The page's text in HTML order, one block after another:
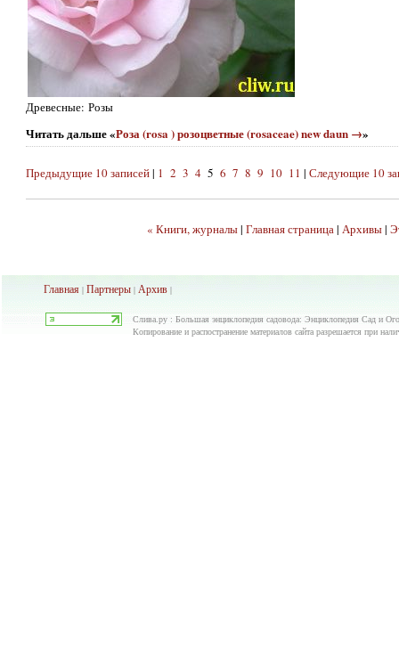
Древесные: Розы
Читать дальше «Роза (rosa ) розоцветные (rosaceae) new daun →»
Предыдущие 10 записей| 1 2 3 4 5 6 7 8 9 10 11 | Следующие 10
« Книги, журналы| Главная страница| Архивы|
Главная| Партнеры| Архив|
Слива.ру : Большая энциклопедия садовода: Энциклопедия Сад и
Копирование и распостранение материалов сайта разрешается при